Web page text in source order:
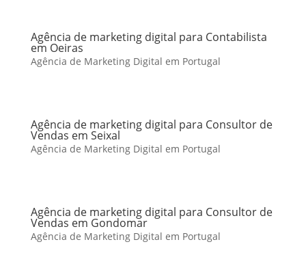
Agência de marketing digital para Contabilista
em Oeiras
Agência de Marketing Digital em Portugal
Agência de marketing digital para Consultor de
Vendas em Seixal
Agência de Marketing Digital em Portugal
Agência de marketing digital para Consultor de
Vendas em Gondomar
Agência de Marketing Digital em Portugal